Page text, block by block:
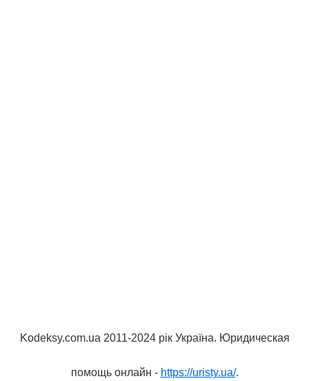
Kodeksy.com.ua 2011-2024 рік Україна. Юридическая
помощь онлайн - https://uristy.ua/.